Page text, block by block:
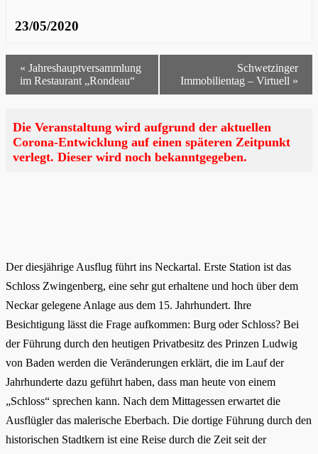
23/05/2020
« Jahreshauptversammlung
im Restaurant „Rondeau“
Schwetzinger
Immobilientag – Virtuell »
Die Veranstaltung wird aufgrund der aktuellen
Corona-Entwicklung auf einen späteren Zeitpunkt
verlegt. Dieser wird noch bekanntgegeben.
Der diesjährige Ausflug führt ins Neckartal. Erste Station ist das
Schloss Zwingenberg, eine sehr gut erhaltene und hoch über dem
Neckar gelegene Anlage aus dem 15. Jahrhundert. Ihre
Besichtigung lässt die Frage aufkommen: Burg oder Schloss? Bei
der Führung durch den heutigen Privatbesitz des Prinzen Ludwig
von Baden werden die Veränderungen erklärt, die im Lauf der
Jahrhunderte dazu geführt haben, dass man heute von einem
„Schloss“ sprechen kann. Nach dem Mittagessen erwartet die
Ausflügler das malerische Eberbach. Die dortige Führung durch den
historischen Stadtkern ist eine Reise durch die Zeit seit der